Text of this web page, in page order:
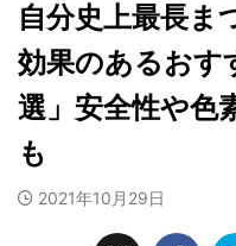
自分史上最長ま
効果のあるおす
選」安全性や色
も
2021年10月29日